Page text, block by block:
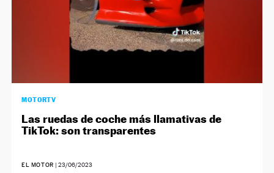
MOTORTV
Las ruedas de coche más llamativas de
TikTok: son transparentes
EL MOTOR | 23/06/2023